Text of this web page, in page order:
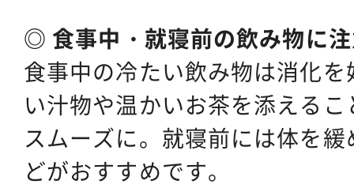
◎ 食事中・就寝前の飲み物に
食事中の冷たい飲み物は消化
い汁物や温かいお茶を添える
スムーズに。就寝前には体を
どがおすすめです。